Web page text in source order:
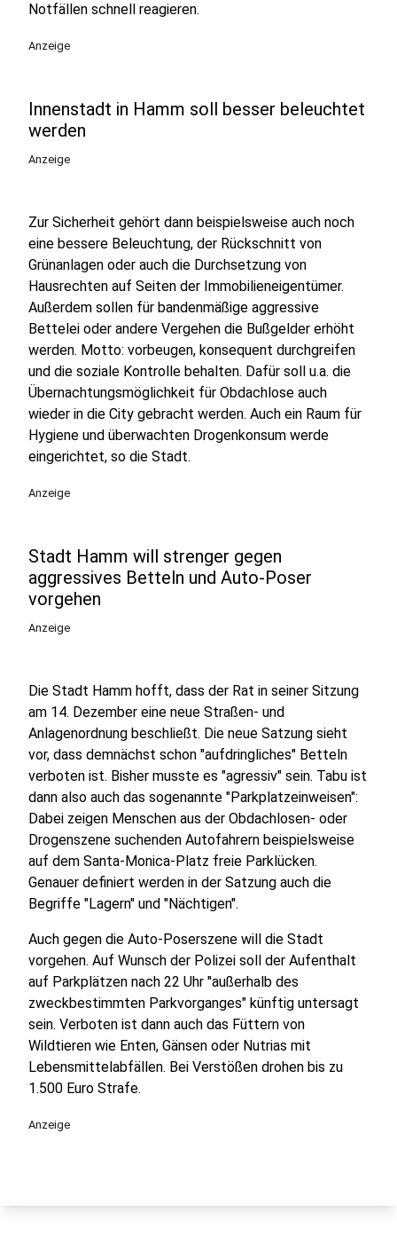
Notfällen schnell reagieren.
Anzeige
Innenstadt in Hamm soll besser beleuchtet
werden
Anzeige
Zur Sicherheit gehört dann beispielsweise auch noch
eine bessere Beleuchtung, der Rückschnitt von
Grünanlagen oder auch die Durchsetzung von
Hausrechten auf Seiten der Immobilieneigentümer.
Außerdem sollen für bandenmäßige aggressive
Bettelei oder andere Vergehen die Bußgelder erhöht
werden. Motto: vorbeugen, konsequent durchgreifen
und die soziale Kontrolle behalten. Dafür soll u.a. die
Übernachtungsmöglichkeit für Obdachlose auch
wieder in die City gebracht werden. Auch ein Raum für
Hygiene und überwachten Drogenkonsum werde
eingerichtet, so die Stadt.
Anzeige
Stadt Hamm will strenger gegen
aggressives Betteln und Auto-Poser
vorgehen
Anzeige
Die Stadt Hamm hofft, dass der Rat in seiner Sitzung
am 14. Dezember eine neue Straßen- und
Anlagenordnung beschließt. Die neue Satzung sieht
vor, dass demnächst schon "aufdringliches" Betteln
verboten ist. Bisher musste es "agressiv" sein. Tabu ist
dann also auch das sogenannte "Parkplatzeinweisen":
Dabei zeigen Menschen aus der Obdachlosen- oder
Drogenszene suchenden Autofahrern beispielsweise
auf dem Santa-Monica-Platz freie Parklücken.
Genauer definiert werden in der Satzung auch die
Begriffe "Lagern" und "Nächtigen".
Auch gegen die Auto-Poserszene will die Stadt
vorgehen. Auf Wunsch der Polizei soll der Aufenthalt
auf Parkplätzen nach 22 Uhr "außerhalb des
zweckbestimmten Parkvorganges" künftig untersagt
sein. Verboten ist dann auch das Füttern von
Wildtieren wie Enten, Gänsen oder Nutrias mit
Lebensmittelabfällen. Bei Verstößen drohen bis zu
1.500 Euro Strafe.
Anzeige